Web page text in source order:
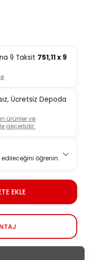
9 Taksit 751,11x 9
Ücretsiz Depoda
ürünler ve
geçerlidir.
öğrenin.
EKLE